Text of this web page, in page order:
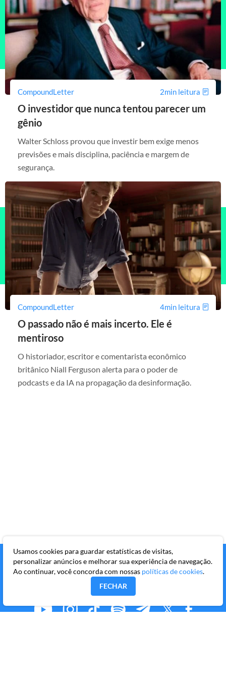
CompoundLetter 2min leitura
O investidor que nunca tentou parecer um
gênio
Walter Schloss provou que investir bem exige menos
previsões e mais disciplina, paciência e margem de
segurança.
CompoundLetter 4min leitura
O passado não é mais incerto. Ele é
mentiroso
O historiador, escritor e comentarista econômico
britânico Niall Ferguson alerta para o poder de
podcasts e da IA na propagação da desinformação.
Usamos cookies para guardar estatísticas de visitas,
personalizar anúncios e melhorar sua experiência de navegação.
Ao continuar, você concorda com nossas políticas de cookies.
FECHAR